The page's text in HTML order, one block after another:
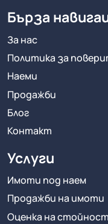
Бърза
За нас
Политика за
Наеми
Продажби
Блог
Контакт
Услуги
Имоти под наем
Продажби на имоти
Оценка на